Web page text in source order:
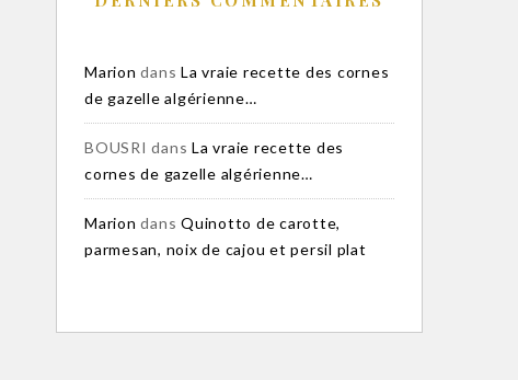
Marion dans La vraie recette des cornes
de gazelle algérienne…
BOUSRI dans La vraie recette des
cornes de gazelle algérienne…
Marion dans Quinotto de carotte,
parmesan, noix de cajou et persil plat